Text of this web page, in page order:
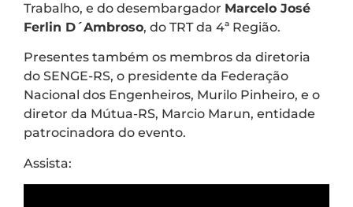
Trabalho, e do desembargador Marcelo José
Ferlin D´Ambroso, do TRT da 4ª Região.
Presentes também os membros da diretoria
do SENGE-RS, o presidente da Federação
Nacional dos Engenheiros, Murilo Pinheiro, e o
diretor da Mútua-RS, Marcio Marun, entidade
patrocinadora do evento.
Assista: